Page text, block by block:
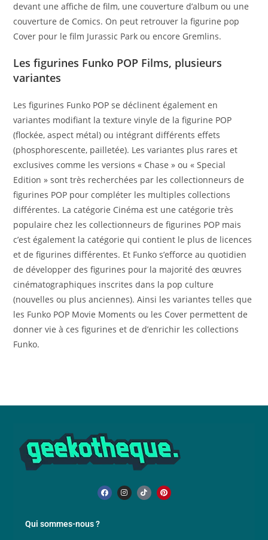
devant une affiche de film, une couverture d’album ou une
couverture de Comics. On peut retrouver la figurine pop
Cover pour le film Jurassic Park ou encore Gremlins.
Les figurines Funko POP Films, plusieurs
variantes
Les figurines Funko POP se déclinent également en
variantes modifiant la texture vinyle de la figurine POP
(flockée, aspect métal) ou intégrant différents effets
(phosphorescente, pailletée). Les variantes plus rares et
exclusives comme les versions « Chase » ou « Special
Edition » sont très recherchées par les collectionneurs de
figurines POP pour compléter les multiples collections
différentes. La catégorie Cinéma est une catégorie très
populaire chez les collectionneurs de figurines POP mais
c’est également la catégorie qui contient le plus de licences
et de figurines différentes. Et Funko s’efforce au quotidien
de développer des figurines pour la majorité des œuvres
cinématographiques inscrites dans la pop culture
(nouvelles ou plus anciennes). Ainsi les variantes telles que
les Funko POP Movie Moments ou les Cover permettent de
donner vie à ces figurines et de d’enrichir les collections
Funko.
Qui sommes-nous ?